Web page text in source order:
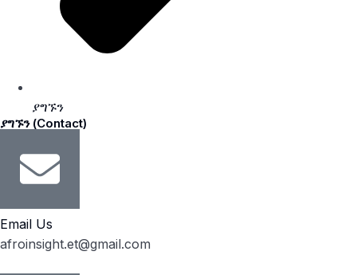
ያግኙን
ያግኙን (Contact)
Email Us
afroinsight.et@gmail.com